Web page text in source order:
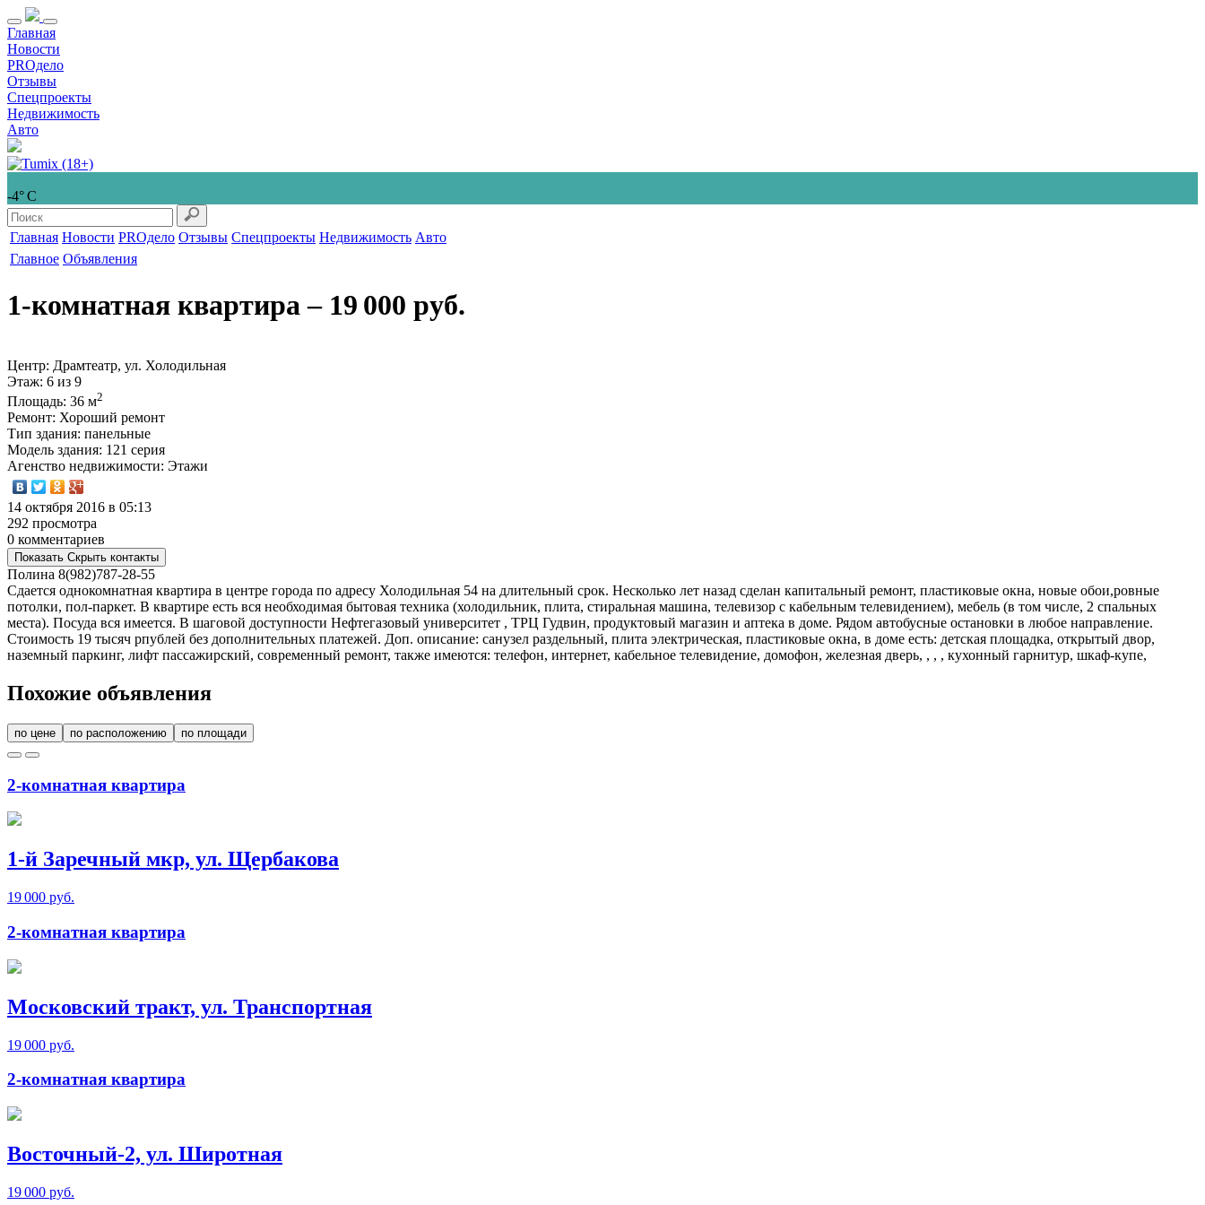
Главная
Новости
PROдело
Отзывы
Спецпроекты
Недвижимость
Авто
-4° С
Главная Новости PROдело Отзывы Спецпроекты Недвижимость Авто
Главное Объявления
1-комнатная квартира‒ 19 000 руб.
Центр: Драмтеатр, ул. Холодильная
Этаж: 6 из 9
Площадь: 36 м2
Ремонт: Хороший ремонт
Тип здания: панельные
Модель здания: 121 серия
Агенство недвижимости: Этажи
14 октября 2016 в 05:13
292 просмотра
0 комментариев
Показать Скрыть контакты
Полина 8(982)787-28-55
Сдается однокомнатная квартира в центре города по адресу Холодильная 54 на длительный срок. Несколько лет назад сделан капитальный ремонт, пластиковые окна, новые обои,ровные
потолки, пол-паркет. В квартире есть вся необходимая бытовая техника (холодильник, плита, стиральная машина, телевизор с кабельным телевидением), мебель (в том числе, 2 спальных
места). Посуда вся имеется. В шаговой доступности Нефтегазовый университет , ТРЦ Гудвин, продуктовый магазин и аптека в доме. Рядом автобусные остановки в любое направление.
Стоимость 19 тысяч рпублей без дополнительных платежей. Доп. описание: санузел раздельный, плита электрическая, пластиковые окна, в доме есть: детская площадка, открытый двор,
наземный паркинг, лифт пассажирский, современный ремонт, также имеются: телефон, интернет, кабельное телевидение, домофон, железная дверь, , , , кухонный гарнитур, шкаф-купе,
Похожие объявления
по цене по расположению по площади
2-комнатная квартира
1-й Заречный мкр, ул. Щербакова
19 000 руб.
2-комнатная квартира
Московский тракт, ул. Транспортная
19 000 руб.
2-комнатная квартира
Восточный-2, ул. Широтная
19 000 руб.